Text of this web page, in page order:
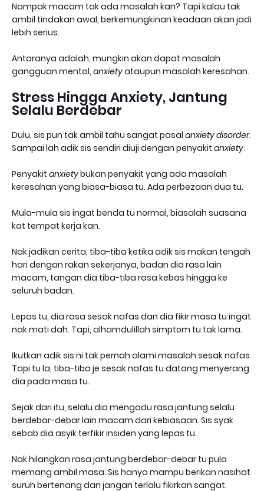
Nampak macam tak ada masalah kan? Tapi kalau tak
ambil tindakan awal, berkemungkinan keadaan akan jadi
lebih serius.
Antaranya adalah, mungkin akan dapat masalah
gangguan mental, anxietyataupun masalah keresahan.
Stress Hingga Anxiety, Jantung
Selalu Berdebar
Dulu, sis pun tak ambil tahu sangat pasal anxiety disorder.
Sampai lah adik sis sendiri diuji dengan penyakit anxiety.
Penyakit anxietybukan penyakit yang ada masalah
keresahan yang biasa-biasa tu. Ada perbezaan dua tu.
Mula-mula sis ingat benda tu normal, biasalah suasana
kat tempat kerja kan.
Nak jadikan cerita, tiba-tiba ketika adik sis makan tengah
hari dengan rakan sekerjanya, badan dia rasa lain
macam, tangan dia tiba-tiba rasa kebas hingga ke
seluruh badan.
Lepas tu, dia rasa sesak nafas dan dia fikir masa tu ingat
nak mati dah. Tapi, alhamdulillah simptom tu tak lama.
Ikutkan adik sis ni tak pernah alami masalah sesak nafas.
Tapi tu la, tiba-tiba je sesak nafas tu datang menyerang
dia pada masa tu.
Sejak dari itu, selalu dia mengadu rasa jantung selalu
berdebar-debar lain macam dari kebiasaan. Sis syak
sebab dia asyik terfikir insiden yang lepas tu.
Nak hilangkan rasa jantung berdebar-debar tu pula
memang ambil masa. Sis hanya mampu berikan nasihat
suruh bertenang dan jangan terlalu fikirkan sangat.